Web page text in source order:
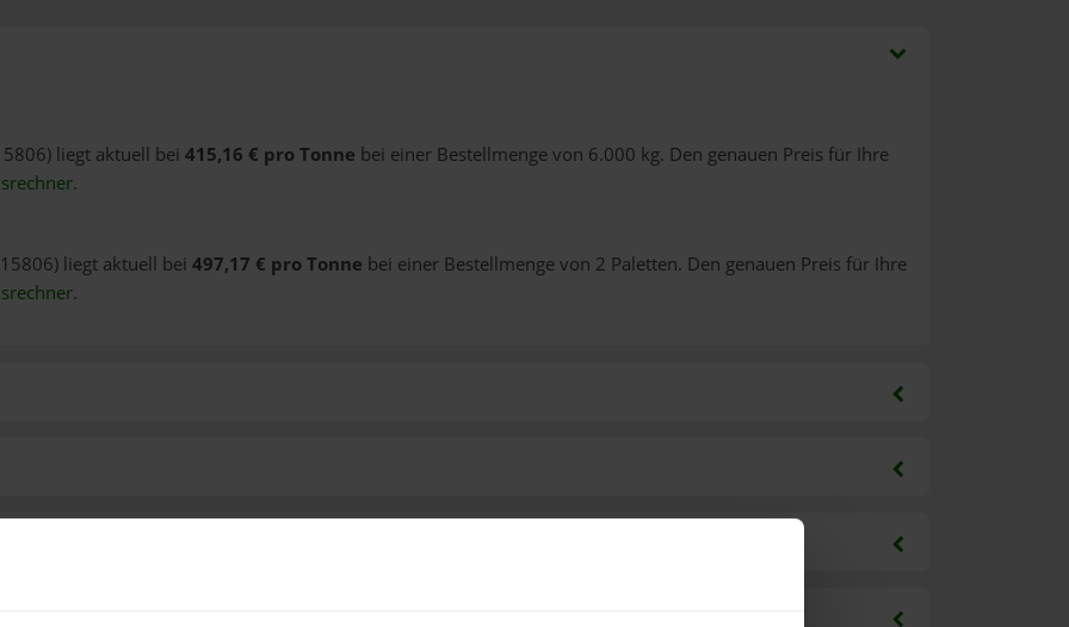
liegt aktuell bei 415,16 € pro Tonne bei einer Bestellmenge von 6.000 kg. Den genauen Preis für Ihre
.
liegt aktuell bei 497,17 € pro Tonne bei einer Bestellmenge von 2 Paletten. Den genauen Preis für Ihre
.